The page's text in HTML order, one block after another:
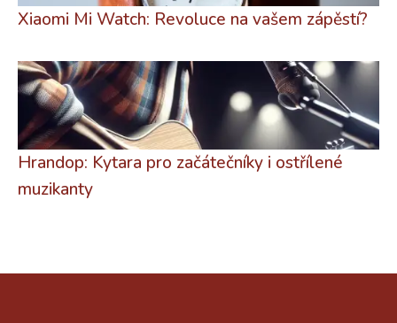
Xiaomi Mi Watch: Revoluce na vašem zápěstí?
Hrandop: Kytara pro začátečníky i ostřílené
muzikanty